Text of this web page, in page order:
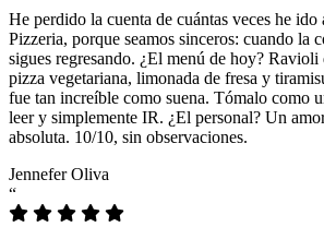
He perdido la cuenta de cuántas veces he
Pizzeria, porque seamos sinceros: cuando la
sigues regresando. ¿El menú de hoy? Ravioli
pizza vegetariana, limonada de fresa y
fue tan increíble como suena. Tómalo como
leer y simplemente IR. ¿El personal? Un
absoluta. 10/10, sin observaciones.
Jennefer Oliva
“